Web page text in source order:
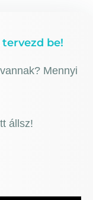
be!
Mennyi
állsz!